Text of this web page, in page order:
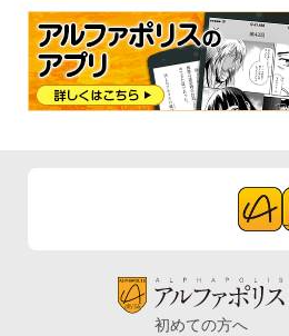
初めての方へ